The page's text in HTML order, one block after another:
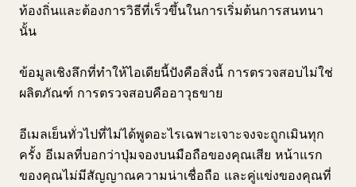
ท้องถิ่นและต้องการวิธีที่เร็วขึ้นในการเริ่มต้นการสนทนา
นั้น
ข้อมูลเชิงลึกที่ทำให้ไอเดียนี้ปังคือสิ่งนี้ การตรวจสอบไม่ใช่
ผลิตภัณฑ์ การตรวจสอบคืออาวุธขาย
อีเมลเย็นทั่วไปที่ไม่ได้พูดอะไรเฉพาะเจาะจงจะถูกเมินทุก
ครั้ง อีเมลที่บอกว่าปุ่มจองบนมือถือของคุณเสีย หน้าแรก
ของคุณไม่มีสัญญาณความน่าเชื่อถือ และคู่แข่งของคุณที่